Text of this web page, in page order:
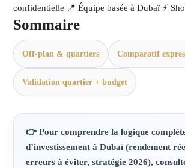
confidentielle 📍 Équipe basée à Dubaï ⚡
Sommaire
Off-plan & quartiers Comparatif
Validation quartier + budget
👉 Pour comprendre la logique
d’investissement à Dubaï(rendement
erreurs à éviter, stratégie 2026),